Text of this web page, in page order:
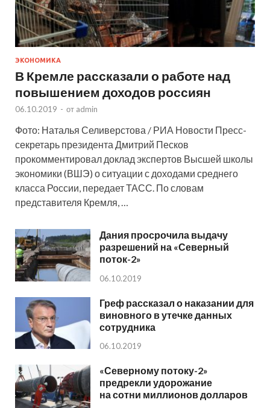
ЭКОНОМИКА
В Кремле рассказали о работе над
повышением доходов россиян
06.10.2019 - от admin
Фото: Наталья Селиверстова / РИА Новости Пресс-
секретарь президента Дмитрий Песков
прокомментировал доклад экспертов Высшей школы
экономики (ВШЭ) о ситуации с доходами среднего
класса России, передает ТАСС. По словам
представителя Кремля, …
Дания просрочила выдачу
разрешений на «Северный
поток-2»
06.10.2019
Греф рассказал о наказании для
виновного в утечке данных
сотрудника
06.10.2019
«Северному потоку-2»
предрекли удорожание
на сотни миллионов долларов